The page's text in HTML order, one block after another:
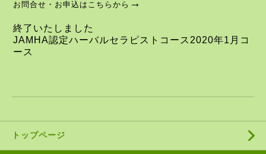
お問合せ・お申込はこちらから →
終了いたしました
JAMHA認定ハーバルセラピストコース2020年1月コ
ース
トップページ